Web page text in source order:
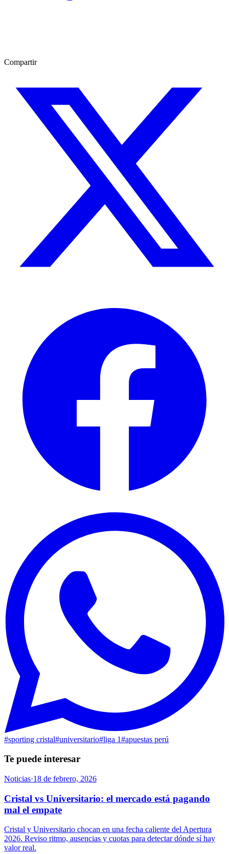
Compartir
#sporting cristal#universitario#liga 1#apuestas perú
Te puede interesar
Noticias·18 de febrero, 2026
Cristal vs Universitario: el mercado está pagando
mal el empate
Cristal y Universitario chocan en una fecha caliente del Apertura
2026. Reviso ritmo, ausencias y cuotas para detectar dónde sí hay
valor real.